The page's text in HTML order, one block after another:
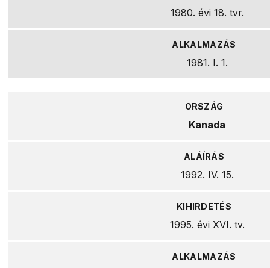
1980. évi 18. tvr.
1981. I. 1.
Kanada
1992. IV. 15.
1995. évi XVI. tv.